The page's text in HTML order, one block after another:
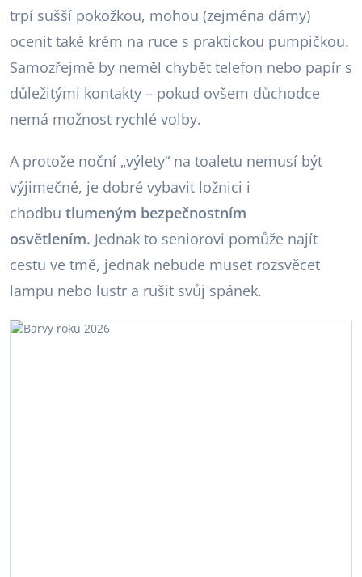
trpí sušší pokožkou, mohou (zejména dámy)
ocenit také krém na ruce s praktickou pumpičkou.
Samozřejmě by neměl chybět telefon nebo papír s
důležitými kontakty – pokud ovšem důchodce
nemá možnost rychlé volby.
A protože noční „výlety“ na toaletu nemusí být
výjimečné, je dobré vybavit ložnici i
chodbu tlumeným bezpečnostním
osvětlením. Jednak to seniorovi pomůže najít
cestu ve tmě, jednak nebude muset rozsvěcet
lampu nebo lustr a rušit svůj spánek.